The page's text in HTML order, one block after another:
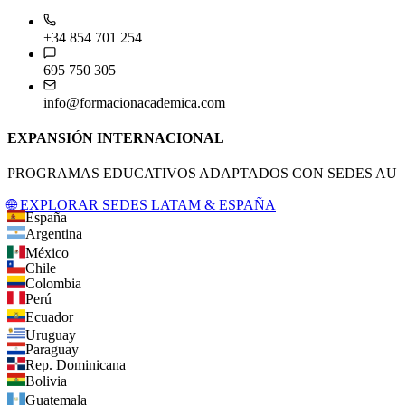
+34 854 701 254
695 750 305
info@formacionacademica.com
EXPANSIÓN INTERNACIONAL
PROGRAMAS EDUCATIVOS ADAPTADOS CON SEDES
🌐 EXPLORAR SEDES LATAM & ESPAÑA
España
Argentina
México
Chile
Colombia
Perú
Ecuador
Uruguay
Paraguay
Rep. Dominicana
Bolivia
Guatemala